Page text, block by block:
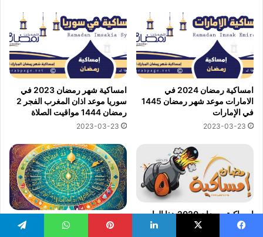
امساكية رمضان 2024 في
الامارات موعد شهر رمضان 1445
في الإمارات
2023-03-23
امساكية شهر رمضان 2023 في
سوريا موعد اذان المغرب الفجر 2
رمضان 1444 مواقيت الصلاة
2023-03-23
امساكية رمضان 2020 هذا العام,
امساكية رمضان 1441 في اليمن
إمساكية رمضان في أمريكا 2024